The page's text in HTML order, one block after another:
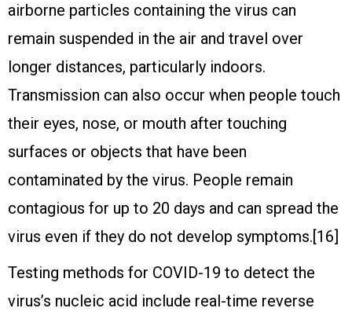
airborne particles containing the virus can
remain suspended in the air and travel over
longer distances, particularly indoors.
Transmission can also occur when people touch
their eyes, nose, or mouth after touching
surfaces or objects that have been
contaminated by the virus. People remain
contagious for up to 20 days and can spread the
virus even if they do not develop symptoms.[16]
Testing methods for COVID-19 to detect the
virus’s nucleic acid include real-time reverse